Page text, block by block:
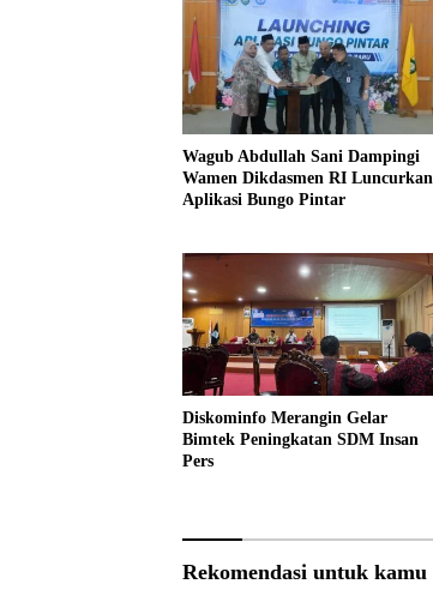
Wagub Abdullah Sani Dampingi
Wamen Dikdasmen RI Luncurkan
Aplikasi Bungo Pintar
Diskominfo Merangin Gelar
Bimtek Peningkatan SDM Insan
Pers
Rekomendasi untuk kamu